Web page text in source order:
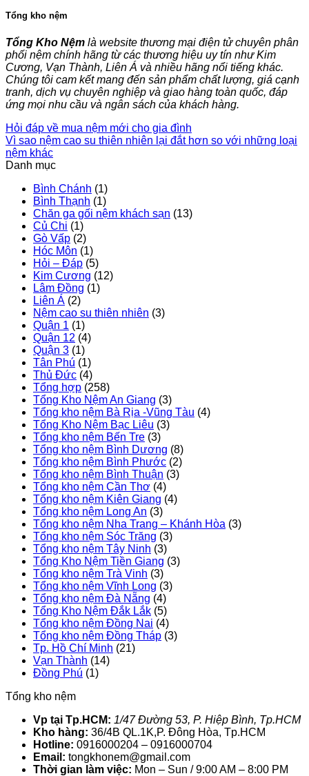
Tổng kho nệm
Tổng Kho Nệm là website thương mại điện tử chuyên phân
phối nệm chính hãng từ các thương hiệu uy tín như Kim
Cương, Vạn Thành, Liên Á và nhiều hãng nổi tiếng khác.
Chúng tôi cam kết mang đến sản phẩm chất lượng, giá cạnh
tranh, dịch vụ chuyên nghiệp và giao hàng toàn quốc, đáp
ứng mọi nhu cầu và ngân sách của khách hàng.
Hỏi đáp về mua nệm mới cho gia đình
Vì sao nệm cao su thiên nhiên lại đắt hơn so với những loại
nệm khác
Danh mục
Bình Chánh (1)
Bình Thạnh (1)
Chăn ga gối nệm khách sạn (13)
Củ Chi (1)
Gò Vấp (2)
Hóc Môn (1)
Hỏi – Đáp (5)
Kim Cương (12)
Lâm Đồng (1)
Liên Á (2)
Nệm cao su thiên nhiên (3)
Quận 1 (1)
Quận 12 (4)
Quận 3 (1)
Tân Phú (1)
Thủ Đức (4)
Tổng hợp (258)
Tổng Kho Nệm An Giang (3)
Tổng kho nệm Bà Rịa -Vũng Tàu (4)
Tổng Kho Nệm Bạc Liêu (3)
Tổng kho nệm Bến Tre (3)
Tổng kho nệm Bình Dương (8)
Tổng kho nệm Bình Phước (2)
Tổng kho nệm Bình Thuận (3)
Tổng kho nệm Cần Thơ (4)
Tổng kho nệm Kiên Giang (4)
Tổng kho nệm Long An (3)
Tổng kho nệm Nha Trang – Khánh Hòa (3)
Tổng kho nệm Sóc Trăng (3)
Tổng kho nệm Tây Ninh (3)
Tổng Kho Nệm Tiền Giang (3)
Tổng kho nệm Trà Vinh (3)
Tổng kho nệm Vĩnh Long (3)
Tổng kho nệm Đà Nẵng (4)
Tổng Kho Nệm Đắk Lắk (5)
Tổng kho nệm Đồng Nai (4)
Tổng kho nệm Đồng Tháp (3)
Tp. Hồ Chí Minh (21)
Vạn Thành (14)
Đồng Phú (1)
Tổng kho nệm
Vp tại Tp.HCM: 1/47 Đường 53, P. Hiệp Bình, Tp.HCM
Kho hàng: 36/4B QL.1K,P. Đông Hòa, Tp.HCM
Hotline: 0916000204 – 0916000704
Email: tongkhonem@gmail.com
Thời gian làm việc: Mon – Sun / 9:00 AM – 8:00 PM